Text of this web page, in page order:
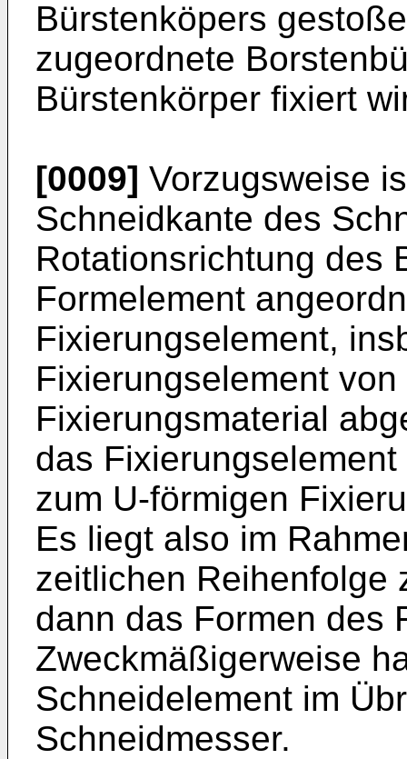
Bürstenköpers
zugeordnete
Bürstenkörper fixiert
[0009] Vorzugsweise
Schneidkante des
Rotationsrichtung des
Formelement
Fixierungselement,
Fixierungselement
Fixierungsmaterial
das
zum U-förmigen
Es liegt also im
zeitlichen Reihenfolge
dann das Formen des
Zweckmäßigerweise
Schneidelement im
Schneidmesser.